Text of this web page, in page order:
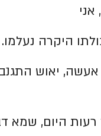
היקרה נעלמו.
יאוש
רעות היום, שמא